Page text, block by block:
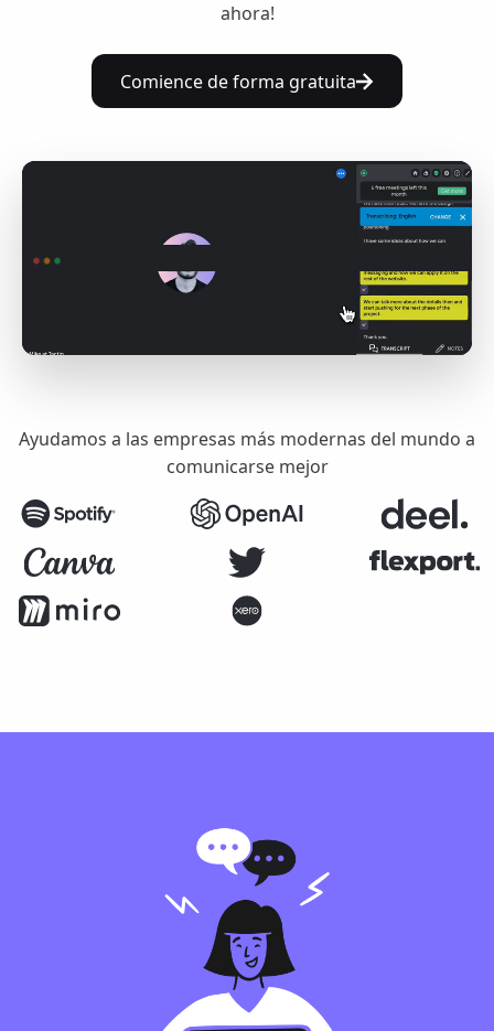
ahora!
Comience de forma gratuita
Ayudamos a las empresas más modernas del mundo a
comunicarse mejor